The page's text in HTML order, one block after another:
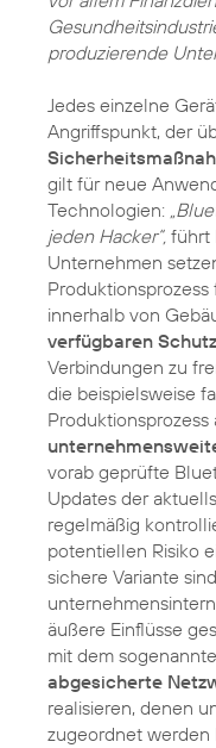
produzierende
Jedes einzelne
Angriffspunkt, der
gilt für neue
Technologien:
jeden Hacker“, führt
Unternehmen
Produktionsprozess
innerhalb von
verfügbaren
Verbindungen zu
die beispielsweise
vorab geprüfte
Updates der
regelmäßig
potentiellen Risiko
sichere Variante sind
äußere Einflüsse
mit dem
abgesicherte
realisieren, denen
zugeordnet werden